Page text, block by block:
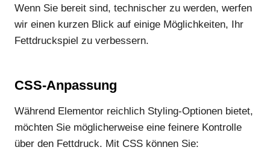
Wenn Sie bereit sind, technischer zu werden, werfen
wir einen kurzen Blick auf einige Möglichkeiten, Ihr
Fettdruckspiel zu verbessern.
CSS-Anpassung
Während Elementor reichlich Styling-Optionen bietet,
möchten Sie möglicherweise eine feinere Kontrolle
über den Fettdruck. Mit CSS können Sie: